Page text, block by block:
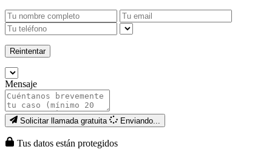
Reintentar
Mensaje
Solicitar llamada gratuita Enviando...
Tus datos están protegidos